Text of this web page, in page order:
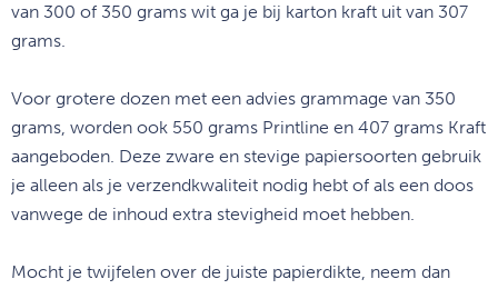
van 300 of 350 grams wit ga je bij karton kraft uit van 307
grams.
Voor grotere dozen met een advies grammage van 350
grams, worden ook 550 grams Printline en 407 grams Kraft
aangeboden. Deze zware en stevige papiersoorten gebruik
je alleen als je verzendkwaliteit nodig hebt of als een doos
vanwege de inhoud extra stevigheid moet hebben.
Mocht je twijfelen over de juiste papierdikte, neem dan